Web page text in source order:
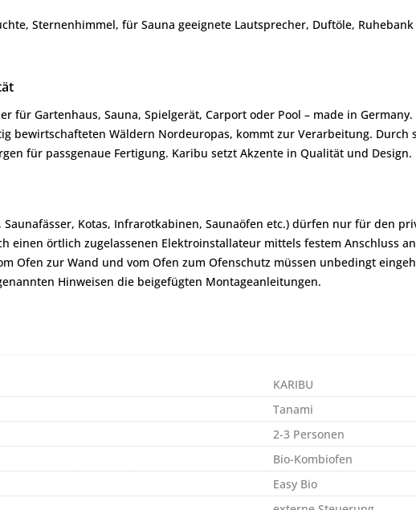
Sternenhimmel, für Sauna geeignete Lautsprecher, Duftöle,
für Gartenhaus, Sauna, Spielgerät, Carport oder Pool – made in
bewirtschafteten Wäldern Nordeuropas, kommt zur Verarbeitung.
für passgenaue Fertigung. Karibu setzt Akzente in Qualität und Design.
Saunafässer, Kotas, Infrarotkabinen, Saunaöfen etc.) dürfen nur für den
örtlich zugelassenen Elektroinstallateur mittels festem Anschluss
Ofen zur Wand und vom Ofen zum Ofenschutz müssen unbedingt
Hinweisen die beigefügten Montageanleitungen.
KARIBU
Tanami
2-3 Personen
Bio-Kombiofen
Easy Bio